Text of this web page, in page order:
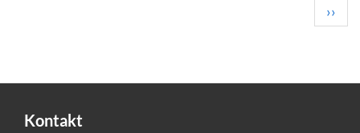
Next
page
››
Kontakt